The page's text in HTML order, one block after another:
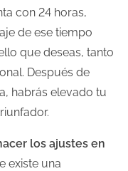
con 24 horas,
de ese tiempo
que deseas, tanto
Después de
habrás elevado tu
los ajustes en
existe una